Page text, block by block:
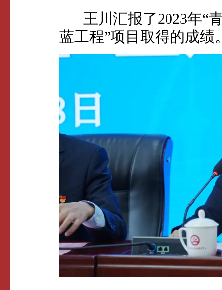
王川汇报了2023年“青
蓝工程”项目取得的成绩